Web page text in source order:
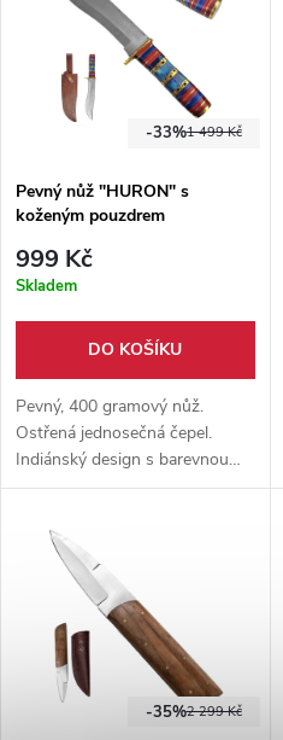
1 499 Kč
-33%
Pevný nůž "HURON" s
koženým pouzdrem
999 Kč
Skladem
DO KOŠÍKU
Pevný, 400 gramový nůž.
Ostřená jednosečná čepel.
Indiánský design s barevnou
kombinací rukojeti. Ocel J420,
pevné pouzdro z hovězí kůže.
2 299 Kč
-35%